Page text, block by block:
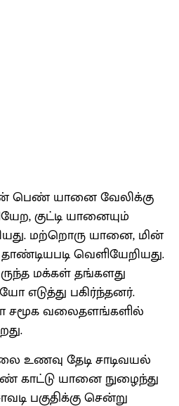
பின் பெண் யானை வேலிக்கு
குட்டி யானையும்
மற்றொரு யானை, மின்
வெளியேறியது.
மக்கள் தங்களது
எடுத்து பகிர்ந்தனர்.
சமூக வலைதளங்களில்
உணவு தேடி சாடிவயல்
காட்டு யானை நுழைந்து
பகுதிக்கு சென்று